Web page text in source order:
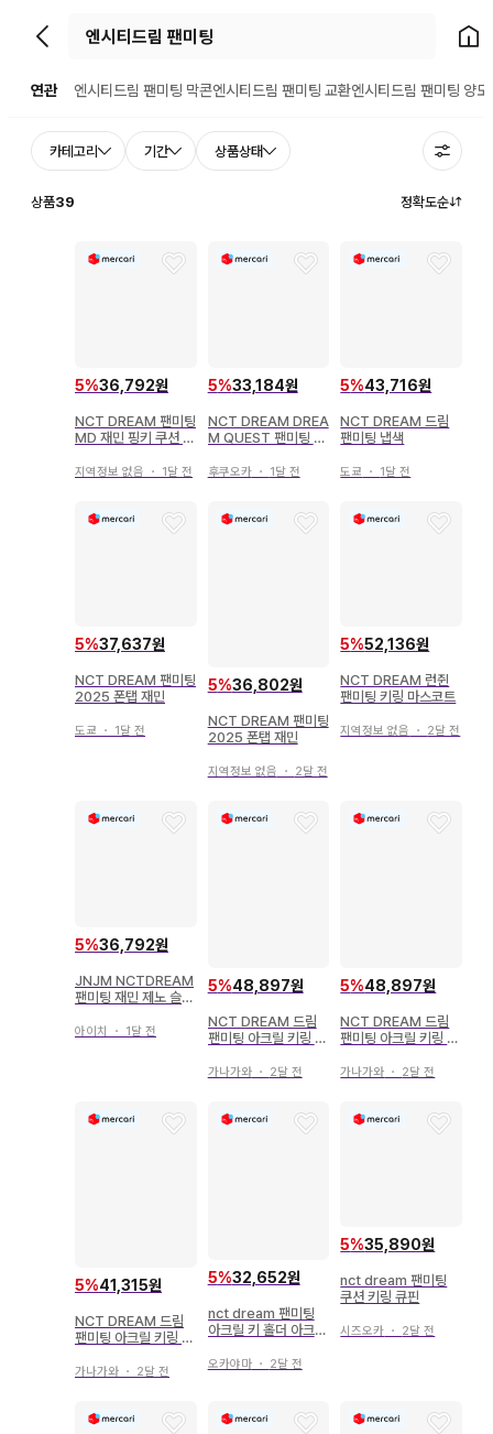
뒤로가기 홈으
연관 엔시티드림 팬미팅 막콘엔시티드림 팬미팅 교환엔시티드림 팬미팅 양도
카테고리 기간 상품상태
상품39 정확도순
5%36,792원
NCT DREAM 팬미팅
MD 재민 핑키 쿠션 키
지역정보 없음 ・ 1달 전
5%33,184원
NCT DREAM DREA
M QUEST 팬미팅 굿
후쿠오카・ 1달 전
5%43,716원
NCT DREAM 드림
팬미팅 냅색
도쿄 ・ 1달 전
5%37,637원
NCT DREAM 팬미팅
2025 폰탭 재민
도쿄 ・ 1달 전
5%36,802원
NCT DREAM 팬미팅
2025 폰탭 재민
지역정보 없음 ・ 2달 전
5%52,136원
NCT DREAM 런쥔
팬미팅 키링 마스코트
지역정보 없음 ・ 2달 전
5%36,792원
JNJM NCTDREAM
팬미팅 재민 제노 슬로
아이치 ・ 1달 전
5%48,897원
NCT DREAM 드림
팬미팅 아크릴 키링 제
가나가와・ 2달 전
5%48,897원
NCT DREAM 드림
팬미팅 아크릴 키링 아
가나가와 ・ 2달 전
5%41,315원
NCT DREAM 드림
팬미팅 아크릴 키링 아
가나가와 ・ 2달 전
5%32,652원
nct dream 팬미팅
아크릴 키 홀더 아크릴
오카야마・ 2달 전
5%35,890원
nct dream 팬미팅
쿠션 키링 큐핀
시즈오카 ・ 2달 전